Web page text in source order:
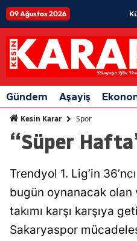
09 Ağustos 2026
Gündem Aşayiş
Kesin Karar Spor
“Süper
Trendyol 1. Lig’in
bugün oynanacak olan
takımı karşı karşıya
Sakaryaspor